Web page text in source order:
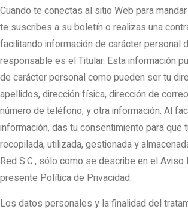
Cuando te conectas al sitio Web para
te suscribes a su boletín o realizas una
facilitando información de carácter personal
responsable es el Titular. Esta información
de carácter personal como pueden ser tu
apellidos, dirección física, dirección de
número de teléfono, y otra información. Al
información, das tu consentimiento para que
recopilada, utilizada, gestionada y
Red S.C., sólo como se describe en el Aviso
presente Política de Privacidad.
Los datos personales y la finalidad del